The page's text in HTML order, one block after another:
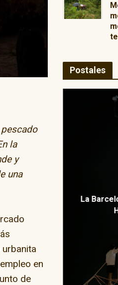
la
y
una
en
de
Postales
La